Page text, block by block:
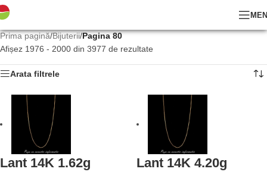
Prima pagină/Bijuterii/Pagina 80
Afișez 1976 - 2000 din 3977 de rezultate
Arata filtrele
Lant 14K 1.62g Lant 14K 4.20g